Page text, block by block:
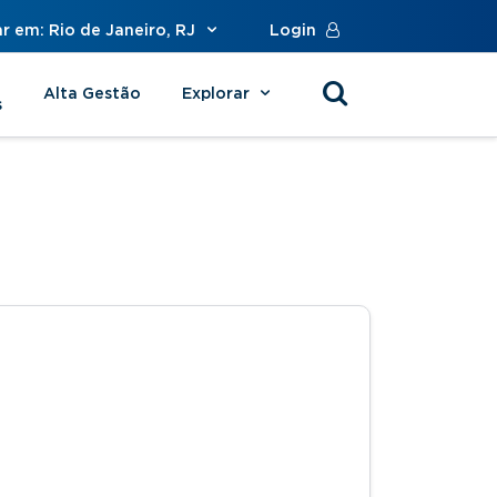
em: Rio de Janeiro, RJ Login
Alta Gestão Explorar